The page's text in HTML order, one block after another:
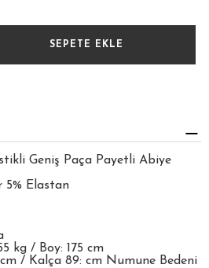
Geniş Paça Payetli Abiye
5% Elastan
kg / Boy: 175 cm
/ Kalça 89: cm Numune Bedeni